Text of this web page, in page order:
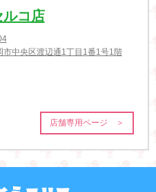
コ店
市中央区渡辺通1丁目1番1号1階
店舗専用ページ ＞